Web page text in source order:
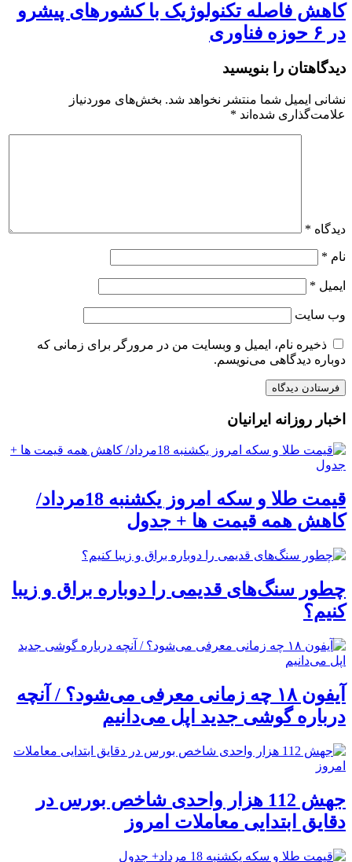
کاهش فاصله تکنولوژیک با کشورهای پیشرو
در ۶ حوزه‌ فناوری
دیدگاهتان را بنویسید
نشانی ایمیل شما منتشر نخواهد شد. بخش‌های موردنیاز
علامت‌گذاری شده‌اند *
دیدگاه *
نام *
ایمیل *
وب‌ سایت
ذخیره نام، ایمیل و وبسایت من در مرورگر برای زمانی که
دوباره دیدگاهی می‌نویسم.
اخبار روزانه ایرانیان
قیمت طلا و سکه امروز یکشنبه 18مرداد/
کاهش همه قیمت ها + جدول
چطور سنگ‌های قدیمی را دوباره براق و زیبا
کنیم؟
آیفون ۱۸ چه زمانی معرفی می‌شود؟ / آنچه
درباره گوشی جدید اپل می‌دانیم
جهش 112 هزار واحدی شاخص بورس در
دقایق ابتدایی معاملات امروز